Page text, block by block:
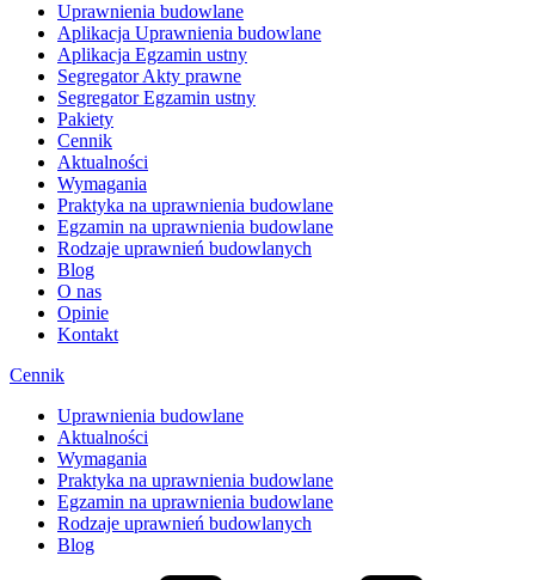
Uprawnienia budowlane
Aplikacja Uprawnienia budowlane
Aplikacja Egzamin ustny
Segregator Akty prawne
Segregator Egzamin ustny
Pakiety
Cennik
Aktualności
Wymagania
Praktyka na uprawnienia budowlane
Egzamin na uprawnienia budowlane
Rodzaje uprawnień budowlanych
Blog
O nas
Opinie
Kontakt
Cennik
Uprawnienia budowlane
Aktualności
Wymagania
Praktyka na uprawnienia budowlane
Egzamin na uprawnienia budowlane
Rodzaje uprawnień budowlanych
Blog